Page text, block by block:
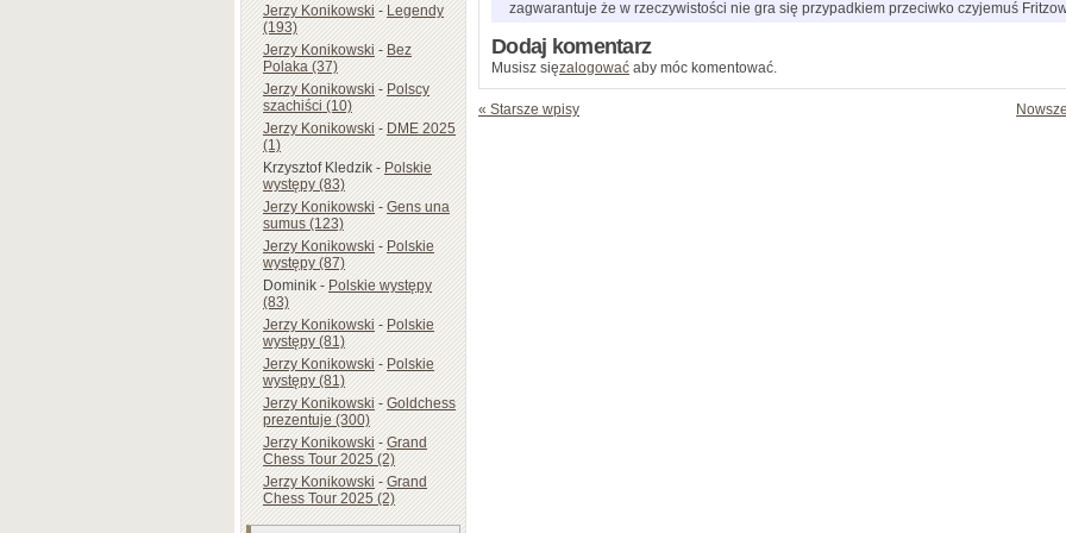
Jerzy Konikowski-Legendy
(193)
Jerzy Konikowski-Bez
Polaka (37)
Jerzy Konikowski-Polscy
szachiści (10)
Jerzy Konikowski-DME 2025
(1)
Krzysztof Kledzik-Polskie
występy (83)
Jerzy Konikowski-Gens una
sumus (123)
Jerzy Konikowski-Polskie
występy (87)
Dominik-Polskie występy
(83)
Jerzy Konikowski-Polskie
występy (81)
Jerzy Konikowski-Polskie
występy (81)
Jerzy Konikowski-Goldchess
prezentuje (300)
Jerzy Konikowski-Grand
Chess Tour 2025 (2)
Jerzy Konikowski-Grand
Chess Tour 2025 (2)
zagwarantuje że w rzeczywistości nie gra się przypadkiem przeciwko czyjemuś
Dodaj komentarz
Musisz sięzalogować aby móc komentować.
« Starsze wpisy